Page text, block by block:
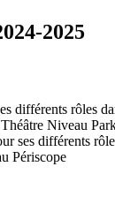
2025
différents rôles
Niveau
ses différents
Périscope